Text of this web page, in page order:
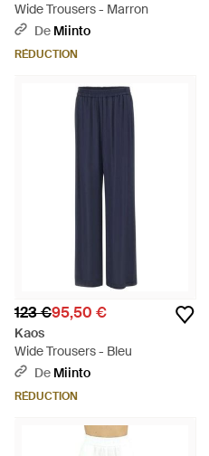
Wide Trousers - Marron
De Miinto
RÉDUCTION
123 €95,50 €
Kaos
Wide Trousers - Bleu
De Miinto
RÉDUCTION